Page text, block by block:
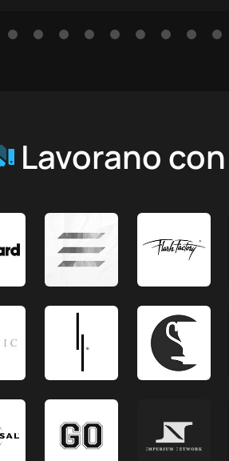
Lavorano